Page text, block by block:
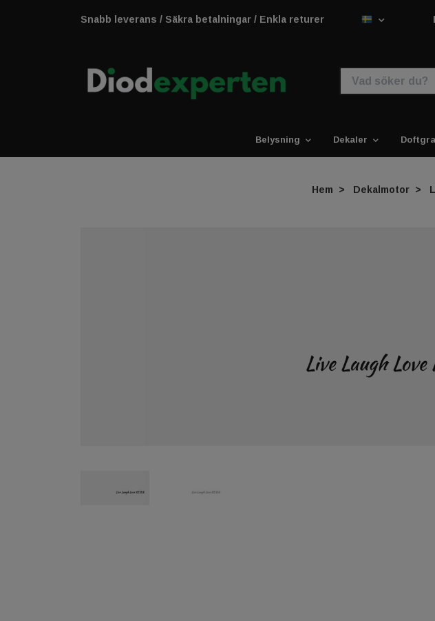
Snabb leverans / Säkra betalningar / Enkla returer
Belysning Dekaler
Hem Dekalmotor